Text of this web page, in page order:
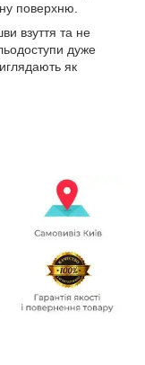
поверхню.
взуття та не
дуже
як